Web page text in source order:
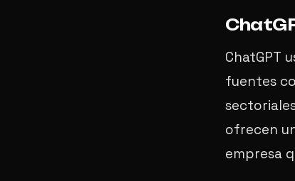
ChatGPT
fuentes
ofrecen
empresa